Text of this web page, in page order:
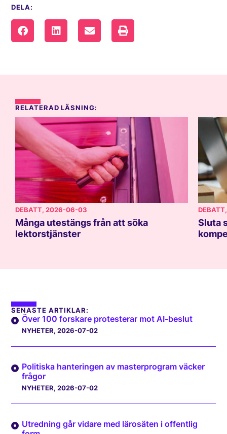
DELA:
RELATERAD LÄSNING:
DEBATT, 2026-06-03
Många utestängs från att söka
lektorstjänster
DEBATT
Sluta
SENASTE ARTIKLAR:
Över 100 forskare protesterar mot AI-beslut
NYHETER, 2026-07-02
Politiska hanteringen av masterprogram väcker
frågor
NYHETER, 2026-07-02
Utredning går vidare med lärosäten i offentlig